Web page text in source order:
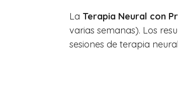
La Terapia Neural con
varias semanas). Los
sesiones de terapia